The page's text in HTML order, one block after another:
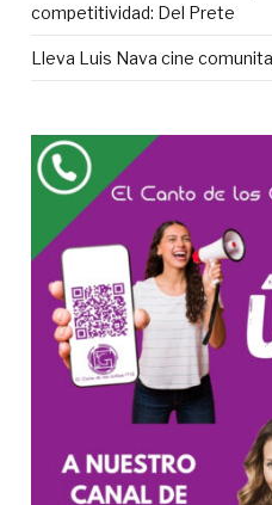
competitividad: Del Prete
Lleva Luis Nava cine